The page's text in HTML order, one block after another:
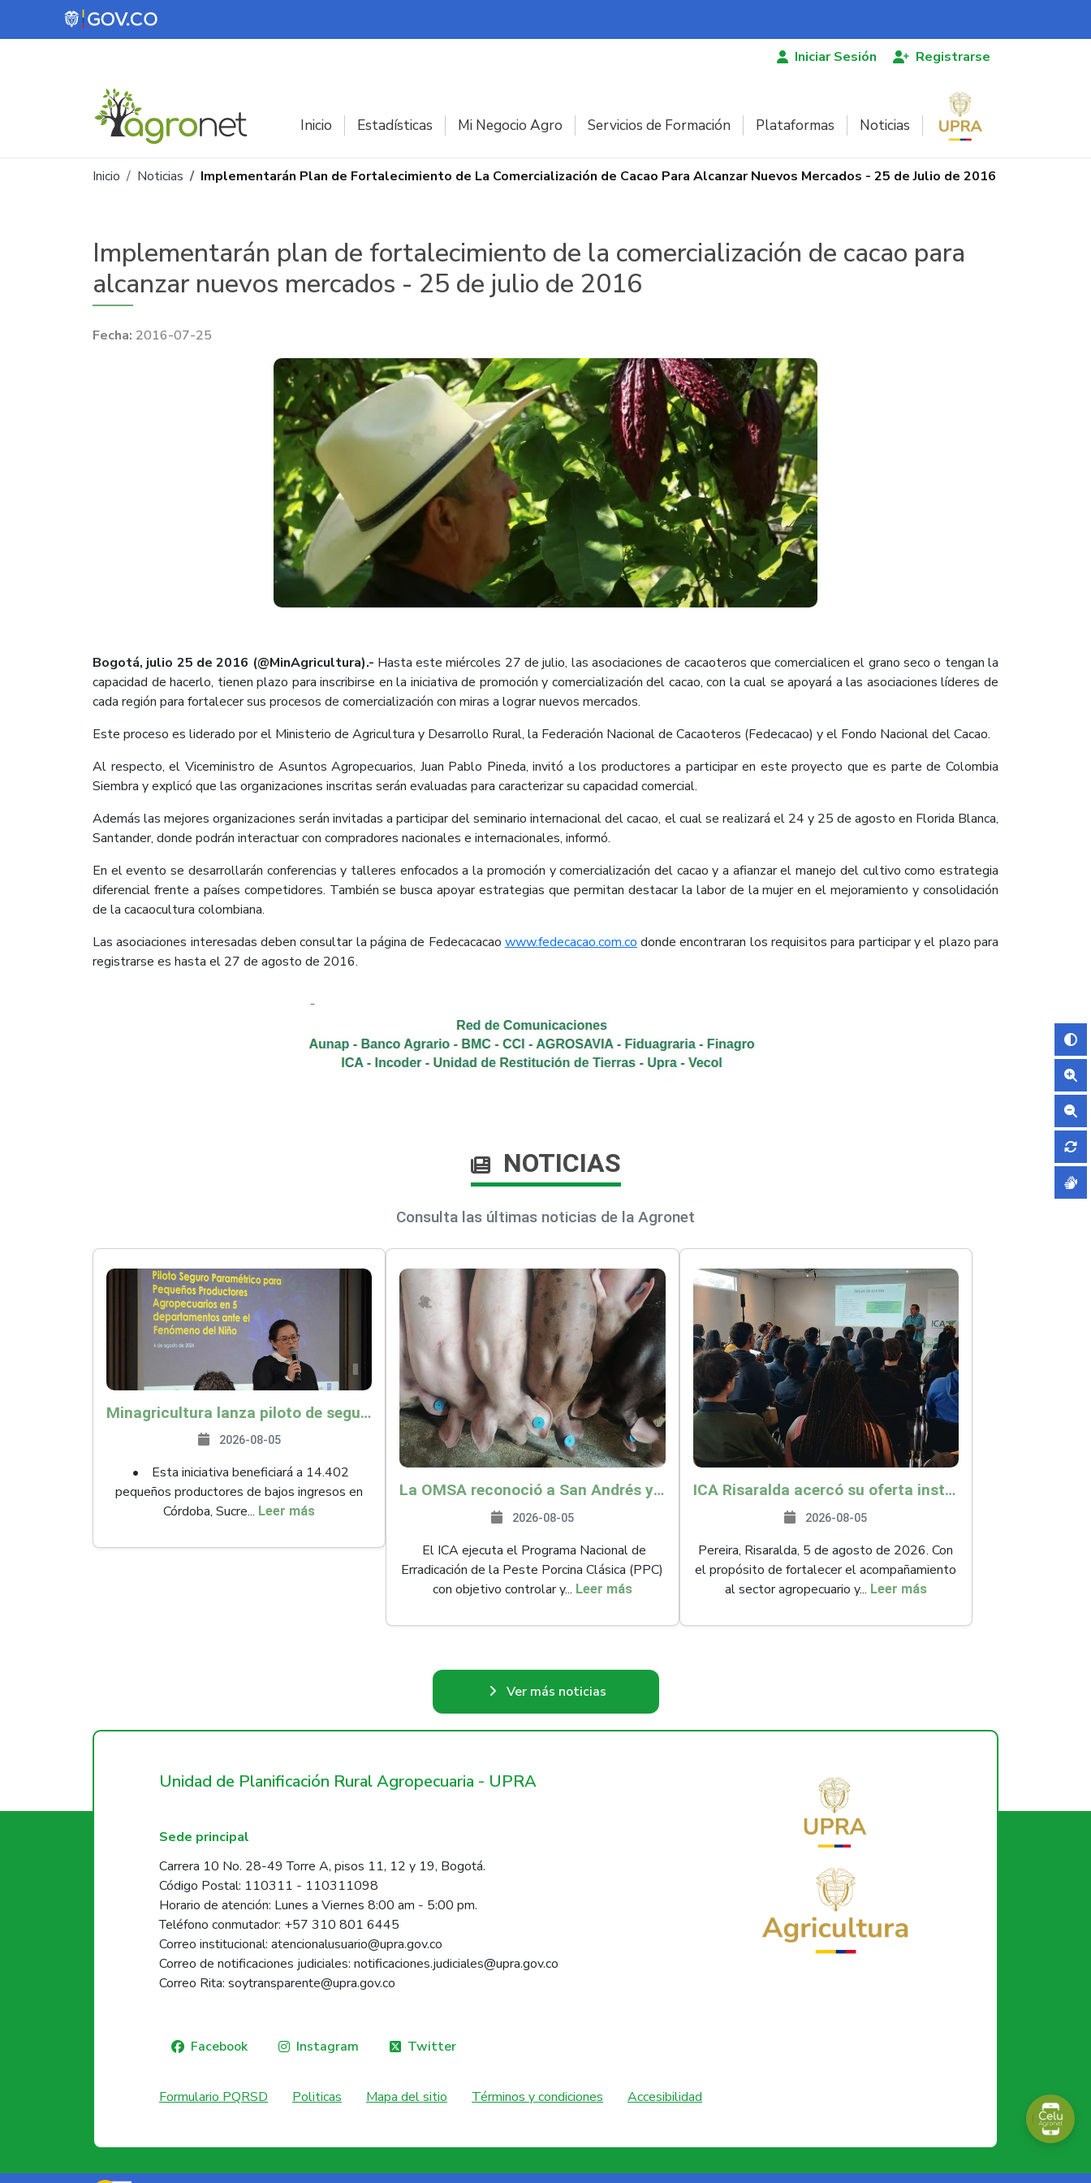
Pasar al contenido principal
Iniciar Sesión Registrarse
Inicio Estadísticas Mi Negocio Agro Servicios de Formación Plataformas Noticias
Ruta de navegación
Inicio Noticias Implementarán Plan de Fortalecimiento de La Comercialización de Cacao Para Alcanzar Nuevos Mercados - 25 de Julio de 2016
Implementarán plan de fortalecimiento de la comercialización de cacao para
alcanzar nuevos mercados - 25 de julio de 2016
2016-07-25
Bogotá, julio 25 de 2016 (@MinAgricultura).- Hasta este miércoles 27 de julio, las asociaciones de cacaoteros que comercialicen el grano seco o tengan la
capacidad de hacerlo, tienen plazo para inscribirse en la iniciativa de promoción y comercialización del cacao, con la cual se apoyará a las asociaciones líderes de
cada región para fortalecer sus procesos de comercialización con miras a lograr nuevos mercados.
​Este proceso es liderado por el Ministerio de Agricultura y Desarrollo Rural, la Federación Nacional de Cacaoteros (Fedecacao) y el Fondo Nacional del Cacao.
Al respecto, el Viceministro de Asuntos Agropecuarios, Juan Pablo Pineda, invitó a los productores a participar en este proyecto que es parte de Colombia
Siembra y explicó que las organizaciones inscritas serán evaluadas para caracterizar su capacidad comercial.
Además las mejores organizaciones serán invitadas a participar del seminario internacional del cacao, el cual se realizará el 24 y 25 de agosto en Florida Blanca,
Santander, donde podrán interactuar con compradores nacionales e internacionales, informó.
En el evento se desarrollarán conferencias y talleres enfocados a la promoción y comercialización del cacao y a afianzar el manejo del cultivo como estrategia
diferencial frente a países competidores. También se busca apoyar estrategias que permitan destacar la labor de la mujer en el mejoramiento y consolidación
de la cacaocultura colombiana.
Las asociaciones interesadas deben consultar la página de Fedecacacao www.fedecacao.com.co donde encontraran los requisitos para participar y el plazo para
registrarse es hasta el 27 de agosto de 2016.
NOTICIAS
Consulta las últimas noticias de la Agronet
Minagricultura lanza piloto de seguro agropecuario por $9.625 millones para proteger a más de 14.000 pequeños productores contra riesgos del Fenómeno de El Niño
2026-08-05
• Esta iniciativa beneficiará a 14.402
pequeños productores de bajos ingresos en
Córdoba, Sucre... Leer más
La OMSA reconoció a San Andrés y Providencia como zona libre de Peste Porcina Clásica (PPC)
2026-08-05
El ICA ejecuta el Programa Nacional de
Erradicación de la Peste Porcina Clásica (PPC)
con objetivo controlar y... Leer más
ICA Risaralda acercó su oferta institucional a productores y emprendedores en Expocamello
2026-08-05
Pereira, Risaralda, 5 de agosto de 2026. Con
el propósito de fortalecer el acompañamiento
al sector agropecuario y... Leer más
Ver más noticias
Unidad de Planificación Rural Agropecuaria - UPRA
Sede principal
Carrera 10 No. 28-49 Torre A, pisos 11, 12 y 19, Bogotá.
Código Postal: 110311 - 110311098
Horario de atención: Lunes a Viernes 8:00 am - 5:00 pm.
Teléfono conmutador: +57 310 801 6445
Correo institucional: atencionalusuario@upra.gov.co
Correo de notificaciones judiciales: notificaciones.judiciales@upra.gov.co
Correo Rita: soytransparente@upra.gov.co
Facebook Instagram Twitter
Formulario PQRSD Politicas Mapa del sitio Términos y condiciones Accesibilidad